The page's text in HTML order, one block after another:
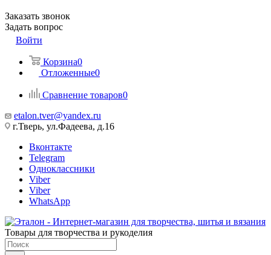
Заказать звонок
Задать вопрос
Войти
Корзина0
Отложенные0
Сравнение товаров0
etalon.tver@yandex.ru
г.Тверь, ул.Фадеева, д.16
Вконтакте
Telegram
Одноклассники
Viber
Viber
WhatsApp
Товары для творчества и рукоделия